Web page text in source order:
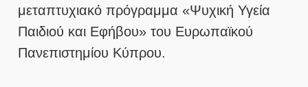
μεταπτυχιακό πρόγραμμα «Ψυχική Υγεία
Παιδιού και Εφήβου» του Ευρωπαϊκού
Πανεπιστημίου Κύπρου.